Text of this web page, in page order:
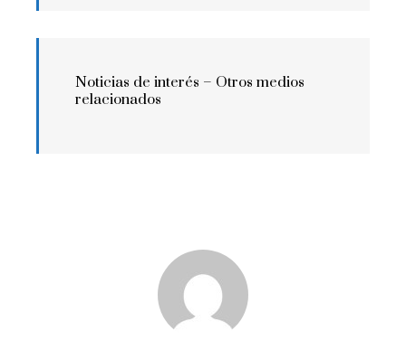
Noticias de interés – Otros medios
relacionados